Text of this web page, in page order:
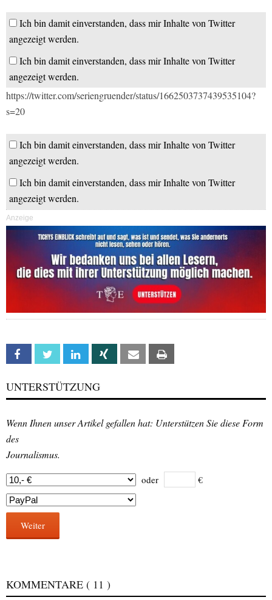
Ich bin damit einverstanden, dass mir Inhalte von Twitter
angezeigt werden.
Ich bin damit einverstanden, dass mir Inhalte von Twitter
angezeigt werden.
https://twitter.com/seriengruender/status/1662503737439535104?
s=20
Ich bin damit einverstanden, dass mir Inhalte von Twitter
angezeigt werden.
Ich bin damit einverstanden, dass mir Inhalte von Twitter
angezeigt werden.
Anzeige
Facebook Twitter Linkedin Xing Email
UNTERSTÜTZUNG
Wenn Ihnen unser Artikel gefallen hat: Unterstützen Sie diese Form
des
Journalismus.
oder €
Weiter
KOMMENTARE ( 11 )